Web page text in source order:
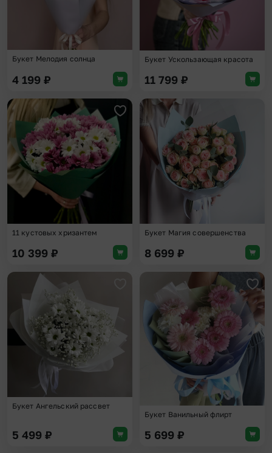
Букет Мелодия солнца
4 199 ₽
Букет Ускользающая красота
11 799 ₽
Добавить в избранное
11 кустовых хризантем
10 399 ₽
Букет Магия совершенства
8 699 ₽
Добавить в избранное
Букет Ангельский рассвет
5 499 ₽
Букет Ванильный флирт
5 699 ₽